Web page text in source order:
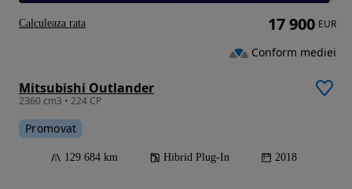
Mitsubishi Outlander
2360 cm3 • 224 CP
Promovat
129 684 km Hibrid Plug-In 2018
17 900 EUR
Conform mediei
Calculeaza rata